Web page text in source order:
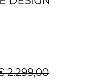
2.299,00